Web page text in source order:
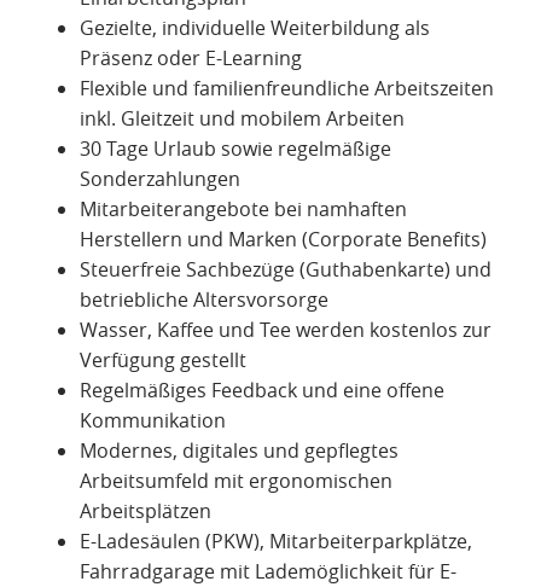
Gezielte, individuelle Weiterbildung als
Präsenz oder E-Learning
Flexible und familienfreundliche Arbeitszeiten
inkl. Gleitzeit und mobilem Arbeiten
30 Tage Urlaub sowie regelmäßige
Sonderzahlungen
Mitarbeiterangebote bei namhaften
Herstellern und Marken (Corporate Benefits)
Steuerfreie Sachbezüge (Guthabenkarte) und
betriebliche Altersvorsorge
Wasser, Kaffee und Tee werden kostenlos zur
Verfügung gestellt
Regelmäßiges Feedback und eine offene
Kommunikation
Modernes, digitales und gepflegtes
Arbeitsumfeld mit ergonomischen
Arbeitsplätzen
E-Ladesäulen (PKW), Mitarbeiterparkplätze,
Fahrradgarage mit Lademöglichkeit für E-